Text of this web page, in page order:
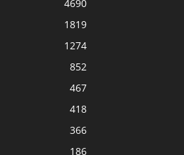
4690
1819
1274
852
467
418
366
186